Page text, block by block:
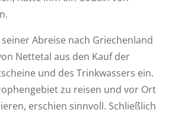
Abreise nach Griechenland
Nettetal aus den Kauf der
und des Trinkwassers ein.
zu reisen und vor Ort
erschien sinnvoll. Schließlich